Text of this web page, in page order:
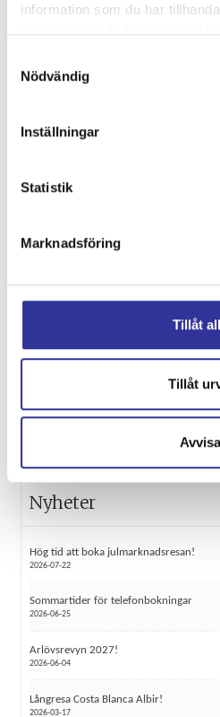
information som du har
samlat in när du har använt
Nödvändig
Inställningar
Statistik
Marknadsföring
Tillåt
Tillåt
Avvisa
lättare måltider, snacks och drycker.
Facebook:
Röke
282 93
Kontaktformulär
Nyheter
Hög tid att boka julmarknadsresan!
2026-07-22
Sommartider för telefonbokningar
2026-06-25
Arlövsrevyn 2027!
2026-06-04
Långresa Costa Blanca Albir!
2026-03-17